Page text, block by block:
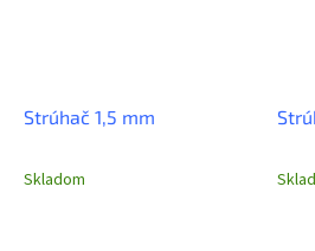
Strúhač 1,5 mm
Skladom